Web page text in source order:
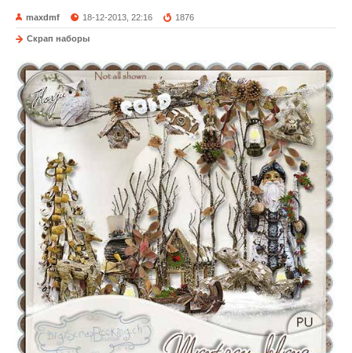
maxdmf 18-12-2013, 22:16 1876
Скрап наборы